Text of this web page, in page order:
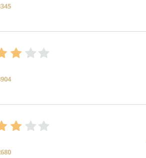
3345
3904
2680